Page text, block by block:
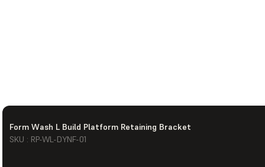
Form Wash L Build Platform Retaining Bracket
SKU : RP-WL-DYNF-01